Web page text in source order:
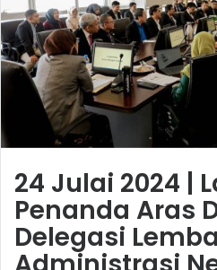
24 Julai 2024 |
Penanda Aras
Delegasi